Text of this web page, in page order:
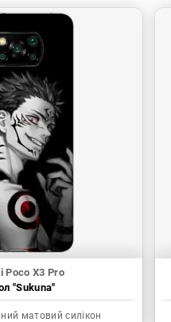
Poco X3 Pro
"Sukuna"
матовий силікон